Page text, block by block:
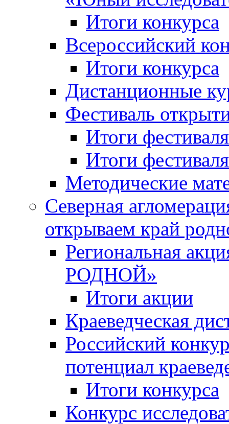
Итоги конкурса
Всероссийский
Итоги конкурса
Дистанционные
Фестиваль
Итоги
Итоги
Методические
Северная
открываем край
Региональная
РОДНОЙ»
Итоги акции
Краеведческая
Российский
потенциал
Итоги конкурса
Конкурс